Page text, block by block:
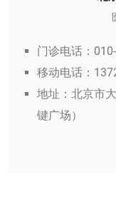
门诊电话：
移动电话：
地址：北京市
键广场）